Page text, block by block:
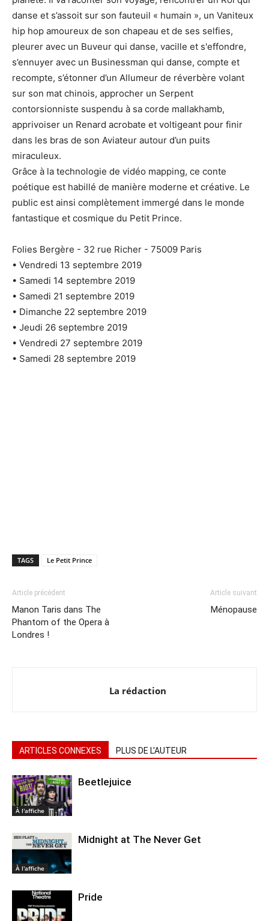
danse et s’assoit sur son fauteuil « humain », un Vaniteux
hip hop amoureux de son chapeau et de ses selfies,
pleurer avec un Buveur qui danse, vacille et s'effondre,
s’ennuyer avec un Businessman qui danse, compte et
recompte, s’étonner d’un Allumeur de réverbère volant
sur son mat chinois, approcher un Serpent
contorsionniste suspendu à sa corde mallakhamb,
apprivoiser un Renard acrobate et voltigeant pour finir
dans les bras de son Aviateur autour d’un puits
miraculeux.
Grâce à la technologie de vidéo mapping, ce conte
poétique est habillé de manière moderne et créative. Le
public est ainsi complètement immergé dans le monde
fantastique et cosmique du Petit Prince.
Folies Bergère - 32 rue Richer - 75009 Paris
• Vendredi 13 septembre 2019
• Samedi 14 septembre 2019
• Samedi 21 septembre 2019
• Dimanche 22 septembre 2019
• Jeudi 26 septembre 2019
• Vendredi 27 septembre 2019
• Samedi 28 septembre 2019
TAGS Le Petit Prince
Article précédent
Manon Taris dans The
Phantom of the Opera à
Londres !
Article suivant
Ménopause
La rédaction
ARTICLES CONNEXES PLUS DE L'AUTEUR
À l'affiche
Beetlejuice
À l'affiche
Midnight at The Never Get
Pride